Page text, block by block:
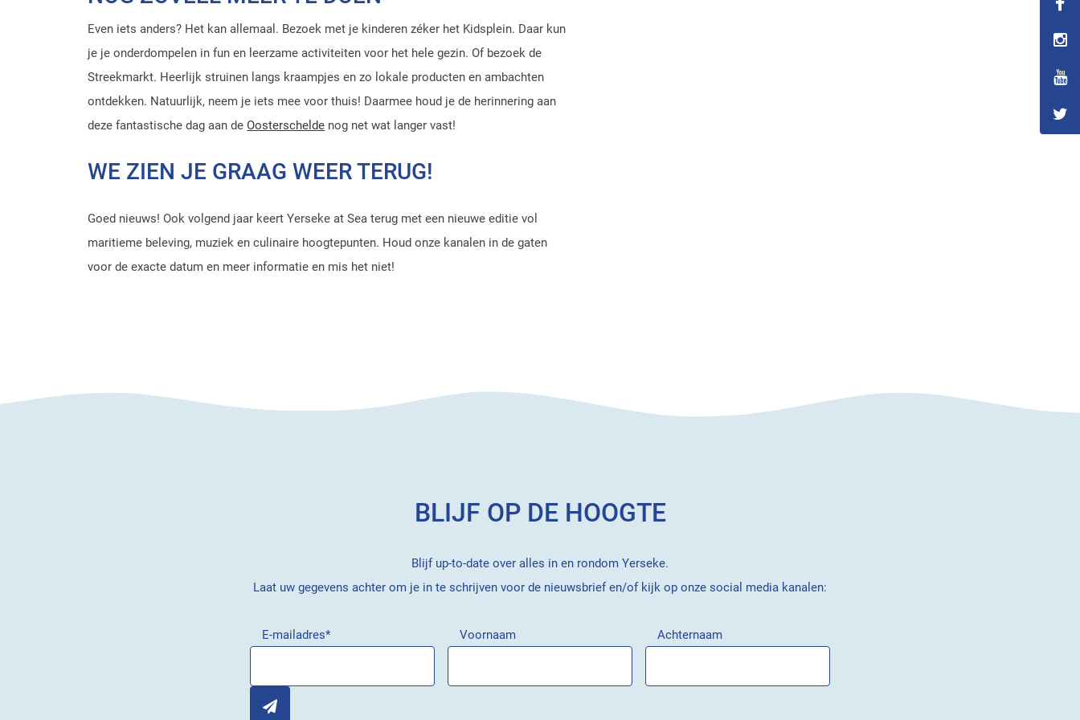
Even iets anders? Het kan allemaal. Bezoek met je kinderen zéker het Kidsplein. Daar kun
je je onderdompelen in fun en leerzame activiteiten voor het hele gezin. Of bezoek de
Streekmarkt. Heerlijk struinen langs kraampjes en zo lokale producten en ambachten
ontdekken. Natuurlijk, neem je iets mee voor thuis! Daarmee houd je de herinnering aan
deze fantastische dag aan deOosterschelde nog net wat langer vast!
WE ZIEN JE GRAAG WEER TERUG!
Goed nieuws! Ook volgend jaar keert Yerseke at Sea terug met een nieuwe editie vol
maritieme beleving, muziek en culinaire hoogtepunten. Houd onze kanalen in de gaten
voor de exacte datum en meer informatie en mis het niet!
BLIJF OP DE HOOGTE
Blijf up-to-date over alles in en rondom Yerseke.
Laat uw gegevens achter om je in te schrijven voor de nieuwsbrief en/of kijk op onze social media kanalen:
E-mailadres* Voornaam Achternaam